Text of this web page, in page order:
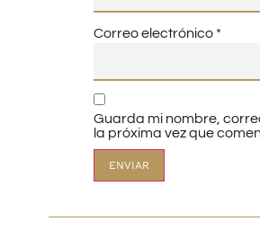
Correo electrónico *
Guarda mi nombre,
la próxima vez que